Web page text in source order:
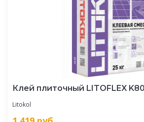
Клей плиточный LITOFLEX K80
Litokol